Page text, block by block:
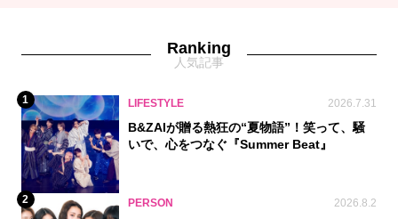
Ranking
人気記事
1 LIFESTYLE 2026.7.31
B&ZAIが贈る熱狂の“夏物語”！笑って、騒
いで、心をつなぐ『Summer Beat』
2 PERSON 2026.8.2